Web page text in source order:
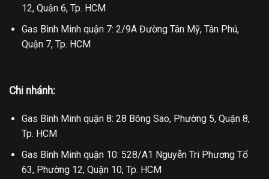
12, Quận 6, Tp. HCM
Gas Bình Minh quận 7: 2/9A Đường Tân Mỹ, Tân Phú,
Quận 7, Tp. HCM
Chi nhánh:
Gas Bình Minh quận 8: 28 Bông Sao, Phường 5, Quận 8,
Tp. HCM
Gas Bình Minh quận 10: 528/A1 Nguyễn Tri Phương Tổ
63, Phường 12, Quận 10, Tp. HCM